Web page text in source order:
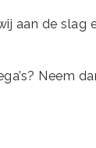
aan de slag
Neem